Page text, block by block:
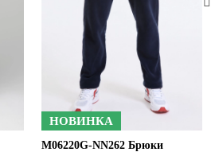
НОВИНКА
M06220G-NN262 Брюки